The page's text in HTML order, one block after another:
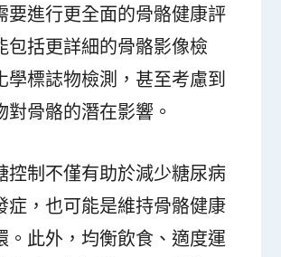
要進行更全面的骨骼健康評
包括更詳細的骨骼影像檢
學標誌物檢測，甚至考慮到
對骨骼的潛在影響。
控制不僅有助於減少糖尿病
症，也可能是維持骨骼健康
。此外，均衡飲食、適度運